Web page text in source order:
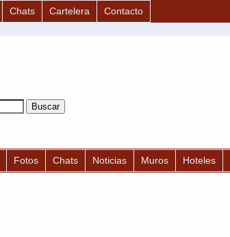
Chats Cartelera Contacto
Fotos Chats Noticias Muros Hoteles